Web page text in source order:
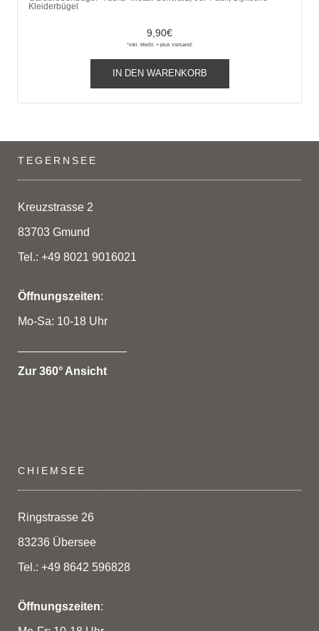
Kleiderbügel
9,90€
*inkl. MwSt. + plus Versand!
IN DEN WARENKORB
TEGERNSEE
Kreuzstrasse 2
83703 Gmund
Tel.: +49 8021 9016021
Öffnungszeiten:
Mo-Sa: 10-18 Uhr
Zur 360° Ansicht
CHIEMSEE
Ringstrasse 26
83236 Übersee
Tel.: +49 8642 596828
Öffnungszeiten: